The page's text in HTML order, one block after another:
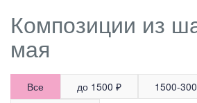
Композиции из
мая
Все до 1500 ₽
1500-